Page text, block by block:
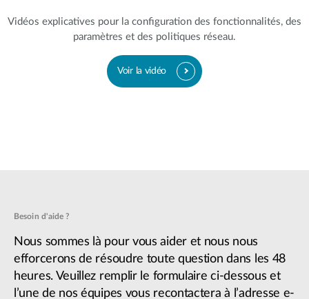
Vidéos explicatives pour la configuration des fonctionnalités, des
paramètres et des politiques réseau.
Voir la vidéo
Besoin d'aide ?
Nous sommes là pour vous aider et nous nous
efforcerons de résoudre toute question dans les 48
heures. Veuillez remplir le formulaire ci-dessous et
l’une de nos équipes vous recontactera à l’adresse e-